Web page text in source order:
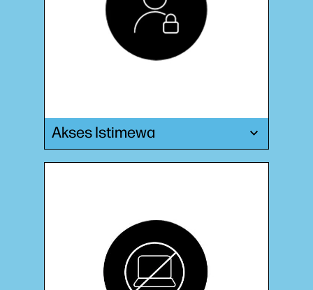
Akses Istimewa